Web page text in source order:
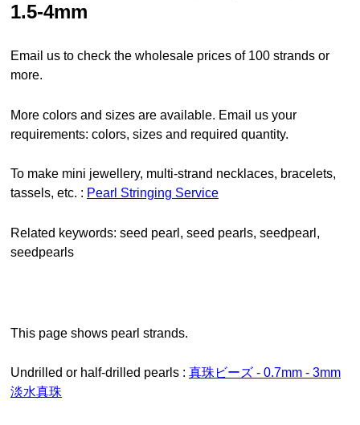
1.5-4mm
Email us to check the wholesale prices of 100 strands or
more.
More colors and sizes are available. Email us your
requirements: colors, sizes and required quantity.
To make mini jewellery, multi-strand necklaces, bracelets,
tassels, etc. : Pearl Stringing Service
Related keywords: seed pearl, seed pearls, seedpearl,
seedpearls
This page shows pearl strands.
Undrilled or half-drilled pearls : 真珠ビーズ - 0.7mm - 3mm
淡水真珠